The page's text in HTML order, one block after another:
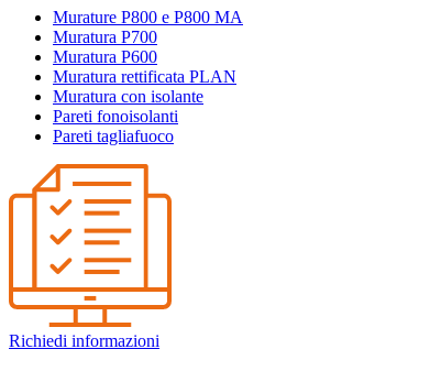
Murature P800 e P800 MA
Muratura P700
Muratura P600
Muratura rettificata PLAN
Muratura con isolante
Pareti fonoisolanti
Pareti tagliafuoco
Richiedi informazioni